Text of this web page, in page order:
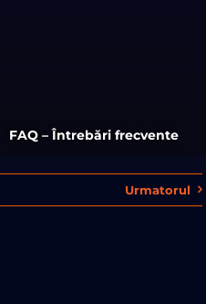
FAQ – Întrebări frecvente
Urmatorul